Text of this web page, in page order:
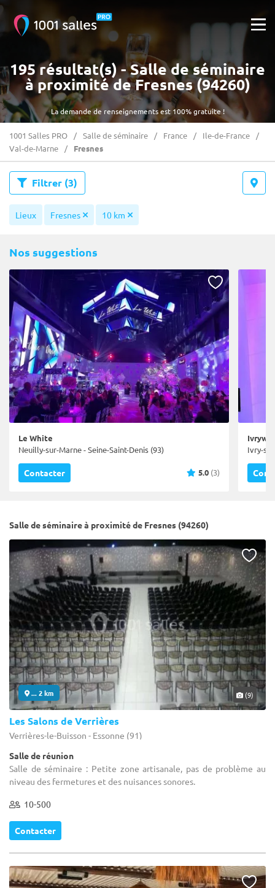
La demande de renseignements est 100% gratuite !
195 résultat(s) - Salle de séminaire
à proximité de Fresnes (94260)
1001 Salles PRO Salle de séminaire France
Ile-de-France
Val-de-Marne
Fresnes
Filtrer (3)
Lieux Fresnes 10 km
Nos suggestions
Le White
Neuilly-sur-Marne - Seine-Saint-Denis (93)
Contacter 5.0 (3)
Ivry-
Salle de séminaire à proximité de Fresnes (94260)
... 2 km (9)
Les Salons de Verrières
Verrières-le-Buisson - Essonne (91)
Salle de réunion
Salle de séminaire : Petite zone artisanale, pas de problème au
niveau des fermetures et des nuisances sonores.
10-500
Contacter